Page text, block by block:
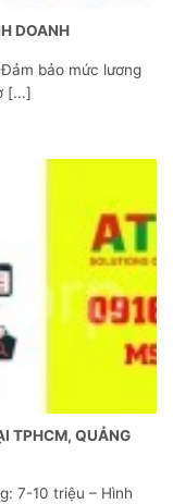
DOANH
bảo mức lương
[...]
TPHCM, QUẢNG
7-10 triệu – Hình